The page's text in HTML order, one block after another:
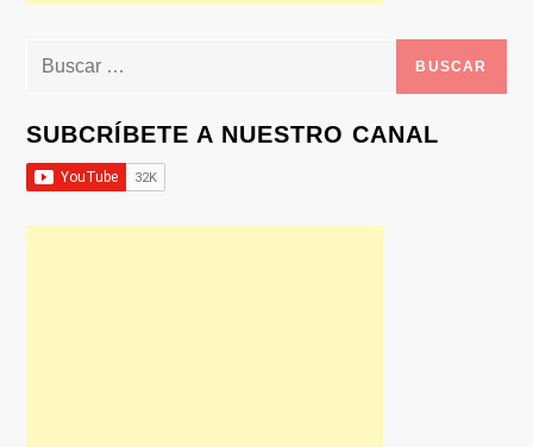
Buscar:
SUBCRÍBETE A NUESTRO CANAL